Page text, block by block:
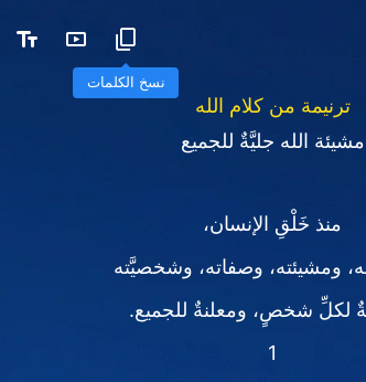
نسخ الكلمات
ترنيمة من كلام الله
مشيئة الله جليَّةٌ للجميع
منذ خَلْقِ الإنسان،
ومشيئته، وصفاته، وشخصيَّته
لكلِّ شخصٍ، ومعلنةٌ للجميع.
1